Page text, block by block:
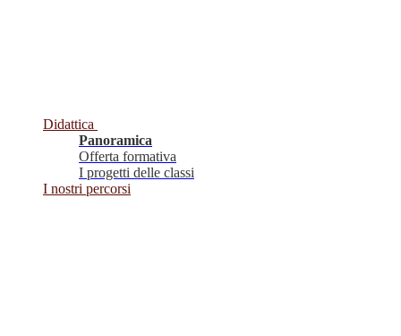
Didattica
Panoramica
Offerta formativa
I progetti delle classi
I nostri percorsi